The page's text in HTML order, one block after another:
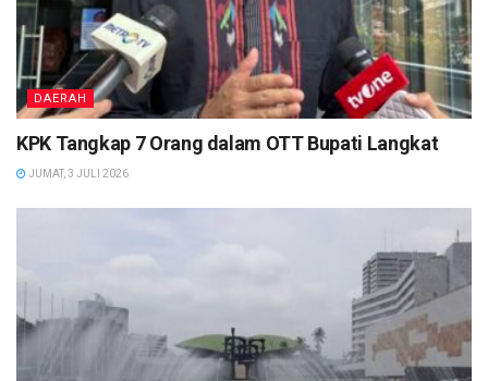
DAERAH
KPK Tangkap 7 Orang dalam OTT Bupati Langkat
JUMAT, 3 JULI 2026